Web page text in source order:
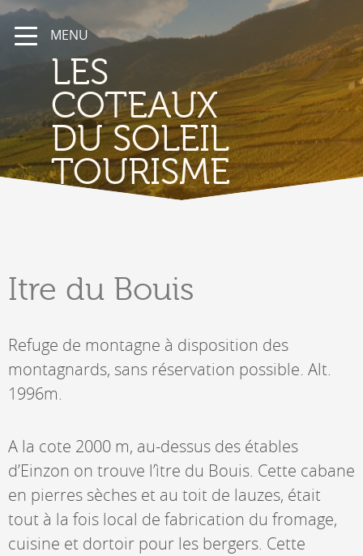
MENU
LES
COTEAUX
DU SOLEIL
TOURISME
Itre du Bouis
Refuge de montagne à disposition des
montagnards, sans réservation possible. Alt.
1996m.
A la cote 2000 m, au-dessus des étables
d’Einzon on trouve l’ìtre du Bouis. Cette cabane
en pierres sèches et au toit de lauzes, était
tout à la fois local de fabrication du fromage,
cuisine et dortoir pour les bergers. Cette